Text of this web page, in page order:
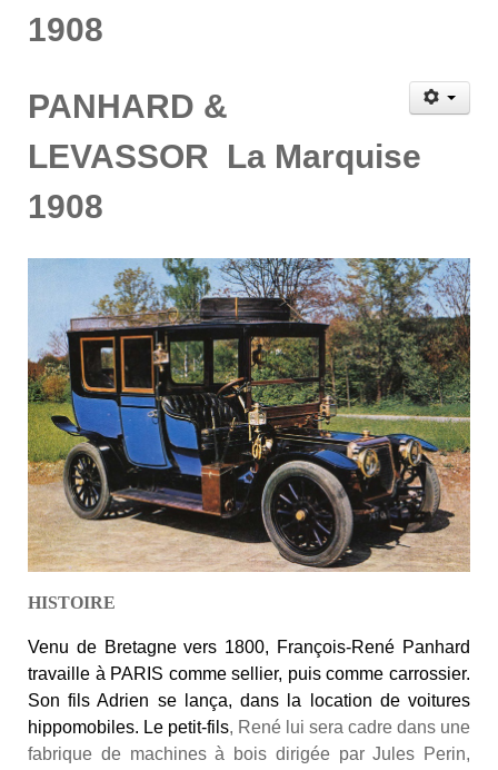
1908
PANHARD &
LEVASSOR La Marquise
1908
HISTOIRE
Venu de Bretagne vers 1800, François-René Panhard
travaille à PARIS comme sellier, puis comme carrossier.
Son fils Adrien se lança, dans la location de voitures
hippomobiles. Le petit-fils, René lui sera cadre dans une
fabrique de machines à bois dirigée par Jules Perin,